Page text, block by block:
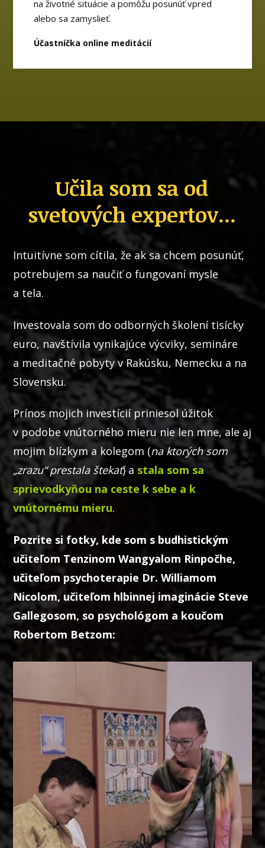
na životné situácie a pomôžu posunúť vpred
alebo sa zamyslieť.
Účastníčka online meditácií
Učila som sa od
svetových expertov...
Intuitívne som cítila, že ak sa chcem posunúť,
potrebujem sa naučiť o fungovaní mysle
a tela.
Investovala som do odborných školení tisícky
euro, navštívila vynikajúce výcviky, semináre
a meditačné pobyty v Rakúsku, Nemecku a na
Slovensku.
Prínos mojich investícií priniesol úžitok
v podobe vnútorného mieru nie len mne, ale aj
mojim blízkym a kolegom (na ktorých som
„zrazu“ prestala štekať) a stala som sa
sprievodkyňou na ceste k sebe a k
vnútornému mieru.
Pozrite si fotky, kde som s budhistickým
učiteľom Tenzinom Wangyalom Rinpočhe,
učiteľom psychoterapie Dr. Williamom
Nicolom, učiteľom hlbinnej imaginácie Steve
Gallegosom, so psychológom a koučom
Robertom Betzom: